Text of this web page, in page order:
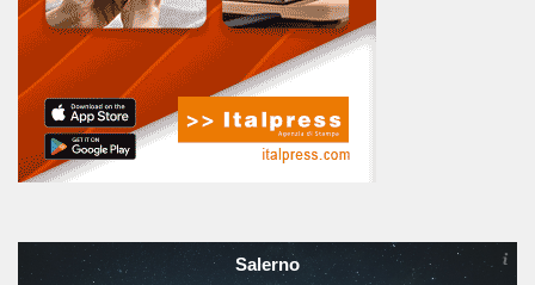
Salerno